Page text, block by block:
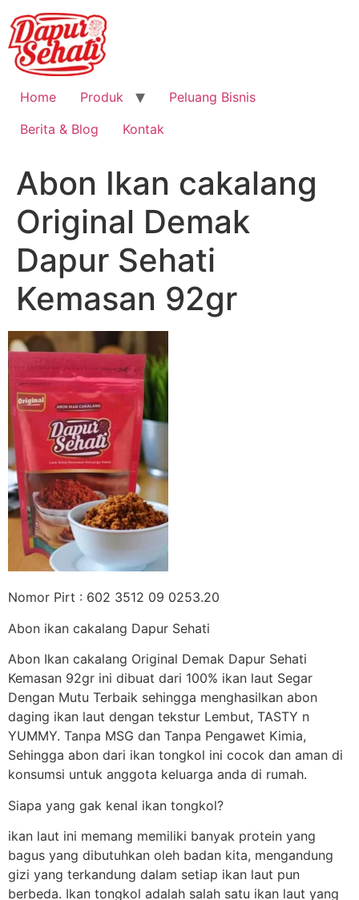
Home Produk
Peluang Bisnis
Berita & Blog
Kontak
Abon Ikan cakalang
Original Demak
Dapur Sehati
Kemasan 92gr
Nomor Pirt : 602 3512 09 0253.20
Abon ikan cakalang Dapur Sehati
Abon Ikan cakalang Original Demak Dapur Sehati
Kemasan 92gr ini dibuat dari 100% ikan laut Segar
Dengan Mutu Terbaik sehingga menghasilkan abon
daging ikan laut dengan tekstur Lembut, TASTY n
YUMMY. Tanpa MSG dan Tanpa Pengawet Kimia,
Sehingga abon dari ikan tongkol ini cocok dan aman di
konsumsi untuk anggota keluarga anda di rumah.
Siapa yang gak kenal ikan tongkol?
ikan laut ini memang memiliki banyak protein yang
bagus yang dibutuhkan oleh badan kita, mengandung
gizi yang terkandung dalam setiap ikan laut pun
berbeda. Ikan tongkol adalah salah satu ikan laut yang